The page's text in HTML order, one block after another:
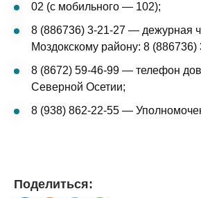
02 (с мобильного — 102);
8 (886736) 3-21-27 — дежурная
Моздокскому району: 8 (886736)
8 (8672) 59-46-99 — телефон
Северной Осетии;
8 (938) 862-22-55 —
Поделиться: